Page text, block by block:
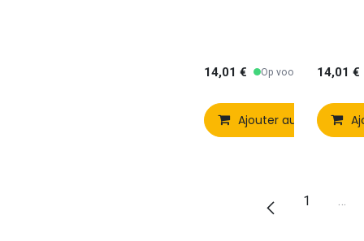
14,01 € Op voorraad
Ajouter au panier
14,01 €
1